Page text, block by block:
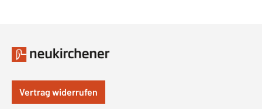
Vertrag widerrufen